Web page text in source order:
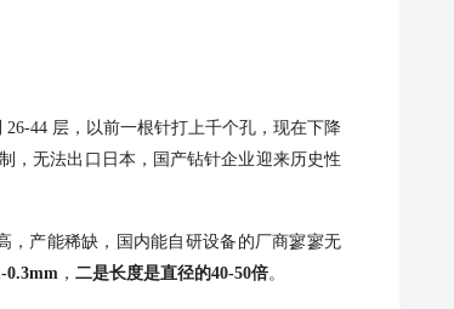
44 层，以前一根针打上千个孔，现在下降
，无法出口日本，国产钻针企业迎来历史性
，产能稀缺，国内能自研设备的厂商寥寥无
0.3mm ， 二是长度是直径的40-50倍。